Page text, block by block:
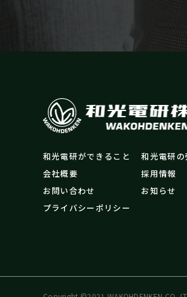
和光電研ができること
和光電研の
会社概要
採用情報
お問い合わせ
お知らせ
プライバシーポリシー